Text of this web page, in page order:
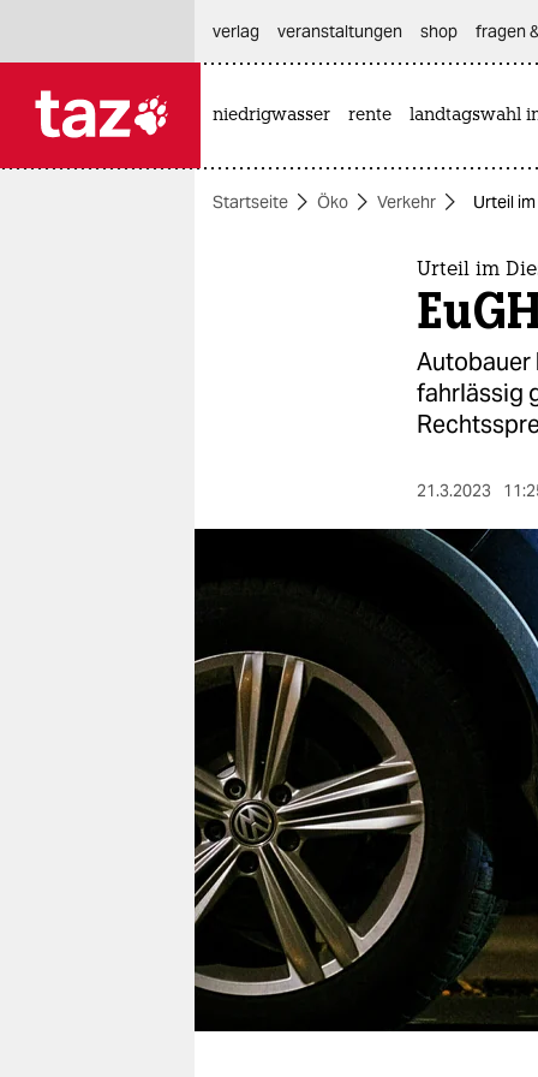
themen
wahrheit
verlag
verlag
veranstaltungen
shop
fragen & hilfe
unterstützen
abo
genossenschaft
verlag
veranstaltungen shop fragen
niedrigwasser rente landtagswahl
Startseite Öko Verkehr Urteil
Urteil im
Autobauer
fahrlässig
21.3.2023